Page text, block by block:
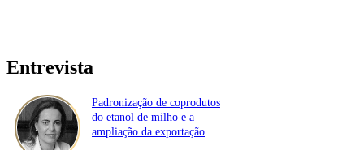
Entrevista
Padronização de coprodutos
do etanol de milho e a
ampliação da exportação